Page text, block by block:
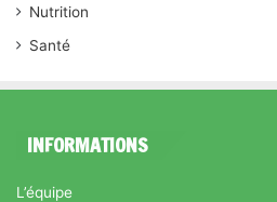
Nutrition
Santé
INFORMATIONS
L’équipe